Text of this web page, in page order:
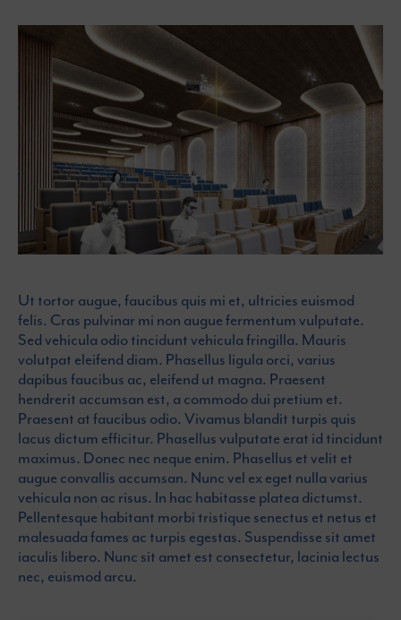
Ut tortor augue, faucibus quis mi et, ultricies euismod
felis. Cras pulvinar mi non augue fermentum vulputate.
Sed vehicula odio tincidunt vehicula fringilla. Mauris
volutpat eleifend diam. Phasellus ligula orci, varius
dapibus faucibus ac, eleifend ut magna. Praesent
hendrerit accumsan est, a commodo dui pretium et.
Praesent at faucibus odio. Vivamus blandit turpis quis
lacus dictum efficitur. Phasellus vulputate erat id tincidunt
maximus. Donec nec neque enim. Phasellus et velit et
augue convallis accumsan. Nunc vel ex eget nulla varius
vehicula non ac risus. In hac habitasse platea dictumst.
Pellentesque habitant morbi tristique senectus et netus et
malesuada fames ac turpis egestas. Suspendisse sit amet
iaculis libero. Nunc sit amet est consectetur, lacinia lectus
nec, euismod arcu.